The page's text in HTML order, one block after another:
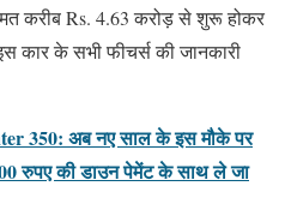
करीब Rs. 4.63 करोड़ से शुरू होकर
कार के सभी फीचर्स की जानकारी
350: अब नए साल के इस मौके पर
रुपए की डाउन पेमेंट के साथ ले जा